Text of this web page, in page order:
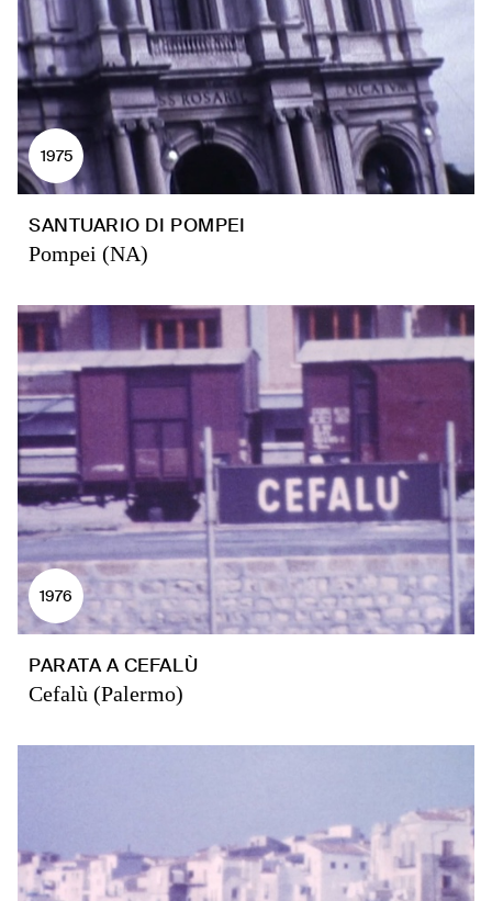
1975
SANTUARIO DI POMPEI
Pompei (NA)
1976
PARATA A CEFALÙ
Cefalù (Palermo)